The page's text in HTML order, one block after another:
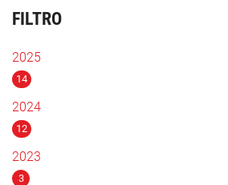
FILTRO
2025
14
2024
12
2023
3